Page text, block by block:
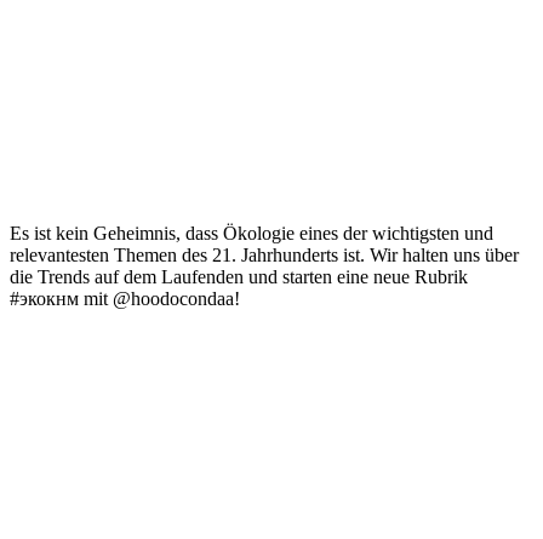
Es ist kein Geheimnis, dass Ökologie eines der wichtigsten und
relevantesten Themen des 21. Jahrhunderts ist. Wir halten uns über
die Trends auf dem Laufenden und starten eine neue Rubrik
#экокнм mit @hoodocondaa!